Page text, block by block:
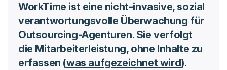
WorkTime ist eine nicht-invasive, sozial
verantwortungsvolle Überwachung für
Outsourcing-Agenturen. Sie verfolgt
die Mitarbeiterleistung, ohne Inhalte zu
erfassen (was aufgezeichnet wird).